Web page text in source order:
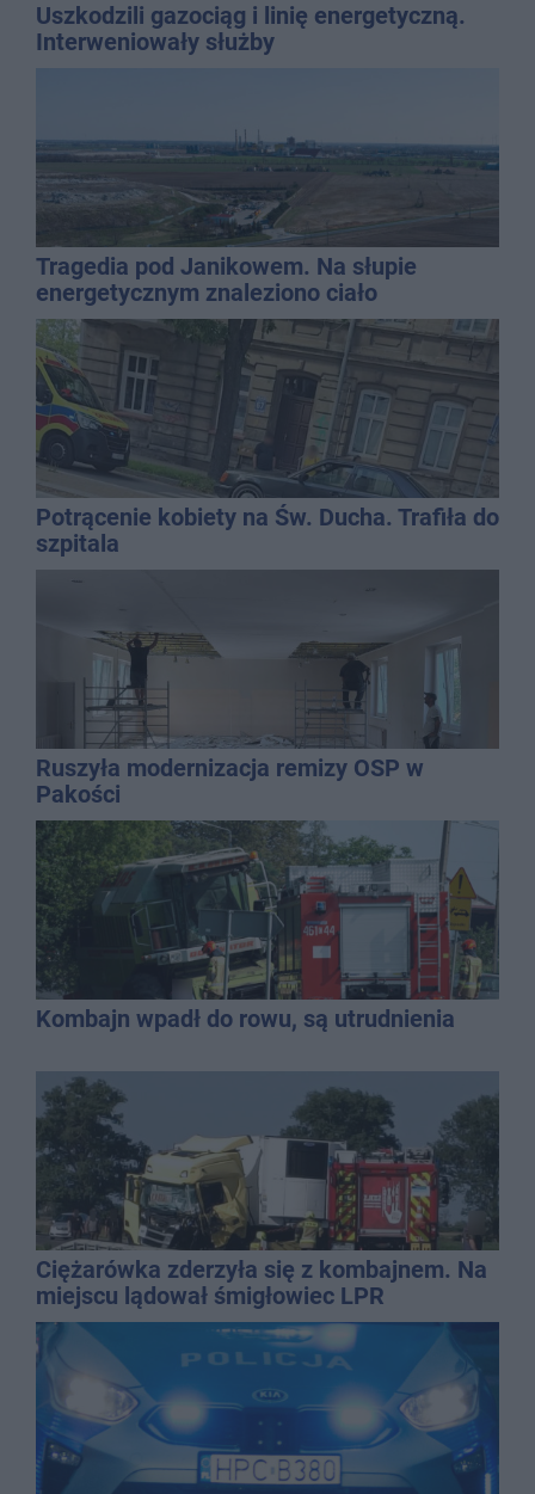
Uszkodzili gazociąg i linię energetyczną.
Interweniowały służby
Tragedia pod Janikowem. Na słupie
energetycznym znaleziono ciało
mężczyzny
Potrącenie kobiety na Św. Ducha. Trafiła do
szpitala
Ruszyła modernizacja remizy OSP w
Pakości
Kombajn wpadł do rowu, są utrudnienia
Ciężarówka zderzyła się z kombajnem. Na
miejscu lądował śmigłowiec LPR